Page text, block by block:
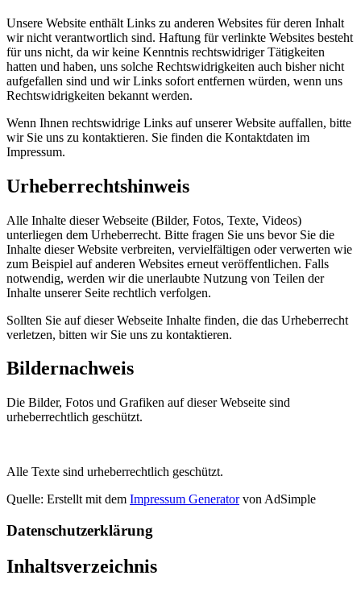
Unsere Website enthält Links zu anderen Websites für deren Inhalt
wir nicht verantwortlich sind. Haftung für verlinkte Websites besteht
für uns nicht, da wir keine Kenntnis rechtswidriger Tätigkeiten
hatten und haben, uns solche Rechtswidrigkeiten auch bisher nicht
aufgefallen sind und wir Links sofort entfernen würden, wenn uns
Rechtswidrigkeiten bekannt werden.
Wenn Ihnen rechtswidrige Links auf unserer Website auffallen, bitte
wir Sie uns zu kontaktieren. Sie finden die Kontaktdaten im
Impressum.
Urheberrechtshinweis
Alle Inhalte dieser Webseite (Bilder, Fotos, Texte, Videos)
unterliegen dem Urheberrecht. Bitte fragen Sie uns bevor Sie die
Inhalte dieser Website verbreiten, vervielfältigen oder verwerten wie
zum Beispiel auf anderen Websites erneut veröffentlichen. Falls
notwendig, werden wir die unerlaubte Nutzung von Teilen der
Inhalte unserer Seite rechtlich verfolgen.
Sollten Sie auf dieser Webseite Inhalte finden, die das Urheberrecht
verletzen, bitten wir Sie uns zu kontaktieren.
Bildernachweis
Die Bilder, Fotos und Grafiken auf dieser Webseite sind
urheberrechtlich geschützt.
Alle Texte sind urheberrechtlich geschützt.
Quelle: Erstellt mit dem Impressum Generatorvon AdSimple
Datenschutzerklärung
Inhaltsverzeichnis